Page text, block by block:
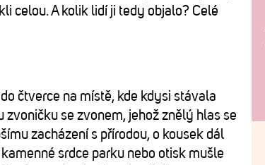
celou. A kolik lidí ji tedy objalo? Celé
čtverce na místě, kde kdysi stávala
se zvonem, jehož znělý hlas se
zacházení s přírodou, o kousek dál
srdce parku nebo otisk mušle